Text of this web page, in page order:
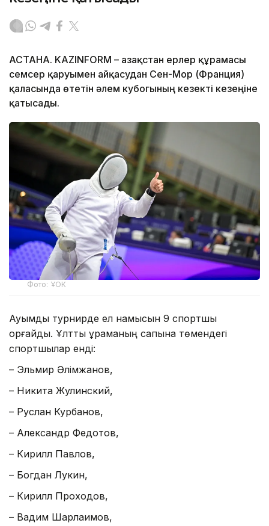
АСТАНА. KAZINFORM – Қазақстан ерлер құрамасы
семсер қаруымен айқасудан Сен-Мор (Франция)
қаласында өтетін әлем кубогының кезекті кезеңіне
қатысады.
Фото: ҰОК
Ауқымды турнирде ел намысын 9 спортшы
қорғайды. Ұлттық құраманың сапына төмендегі
спортшылар енді:
– Эльмир Әлімжанов,
– Никита Жулинский,
– Руслан Курбанов,
– Александр Федотов,
– Кирилл Павлов,
– Богдан Лукин,
– Кирилл Проходов,
– Вадим Шарлаимов,